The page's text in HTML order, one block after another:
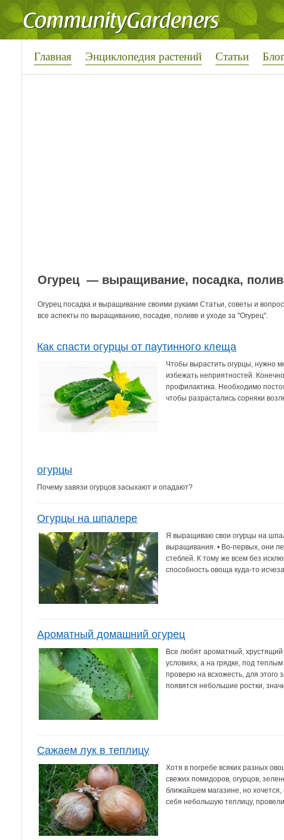
Главная Энциклопедия растений Статьи
Огурец — выращивание, посадка,
Огурец посадка и выращивание своими руками Статьи, советы и
все аспекты по выращиванию, посадке, поливе и уходе за "Огурец".
Как спасти огурцы от паутинного клеща
Чтобы вырастить огурцы, нужно
избежать неприятностей.
профилактика. Необходимо
чтобы разрастались сорняки
огурцы
Почему завязи огурцов засыхают и опадают?
Огурцы на шпалере
Я выращиваю свои огурцы на
выращивания. • Во-первых, они
стеблей. К тому же всем без
способность овоща куда-то
Ароматный домашний огурец
Все любят ароматный,
условиях, а на грядке, под
проверю на всхожесть, для этого
появятся небольшие ростки,
Сажаем лук в теплицу
Хотя в погребе всяких разных
свежих помидоров, огурцов,
ближайшем магазине, но
себя небольшую теплицу,